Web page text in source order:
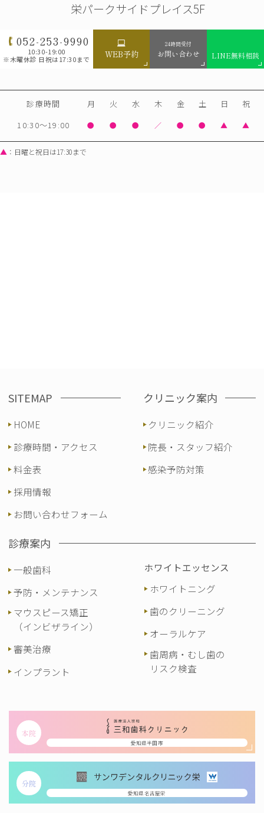
栄パークサイドプレイス5F
052-253-9990
10:30-19:00
※木曜休診 日祝は17:30まで
WEB予約
24時間受付
お問い合わせ LINE無料相談
診療時間 月 火 水 木 金 土 日
祝
10:30～19:00
● ● ● ／ ● ● ▲ ▲
▲ ：日曜と祝日は17:30まで
SITEMAP
HOME
診療時間・アクセス
料金表
採用情報
お問い合わせフォーム
クリニック案内
クリニック紹介
院長・スタッフ紹介
感染予防対策
診療案内
一般歯科
予防・メンテナンス
マウスピース矯正
（インビザライン）
審美治療
インプラント
ホワイトエッセンス
ホワイトニング
歯のクリーニング
オーラルケア
歯周病・むし歯の
リスク検査
本院
愛知県半田市
分院
愛知県名古屋栄